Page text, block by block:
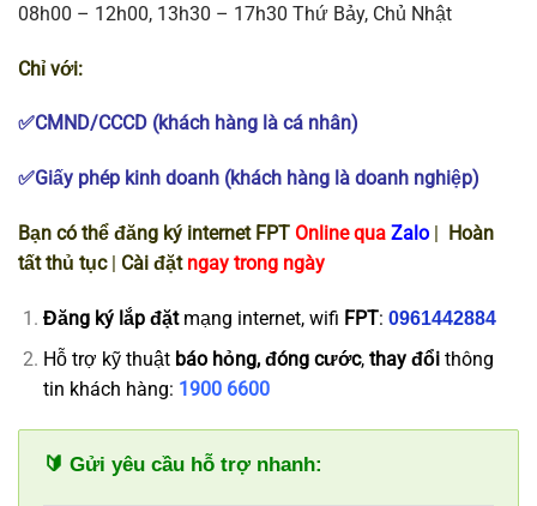
08h00 – 12h00, 13h30 – 17h30 Thứ Bảy, Chủ Nhật
Chỉ với:
✅CMND/CCCD (khách hàng là cá nhân)
✅Giấy phép kinh doanh (khách hàng là doanh nghiệp)
Bạn có thể đăng ký internet FPT Online qua Zalo | Hoàn
tất thủ tục| Cài đặt ngay trong ngày
Đăng ký lắp đặt mạng internet, wifi FPT: 0961442884
Hỗ trợ kỹ thuật báo hỏng, đóng cước, thay đổithông
tin khách hàng: 1900 6600
🔰 Gửi yêu cầu hỗ trợ nhanh: